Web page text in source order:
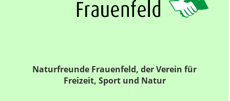
Naturfreunde Frauenfeld, der Verein für
Freizeit, Sport und Natur